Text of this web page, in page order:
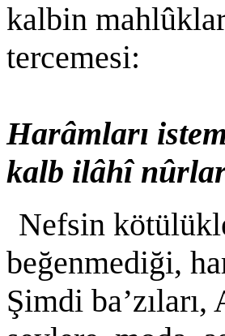
kalbin
tercemesi:
Harâmları
kalb ilâhî
Nefsin
beğenmediği,
Şimdi